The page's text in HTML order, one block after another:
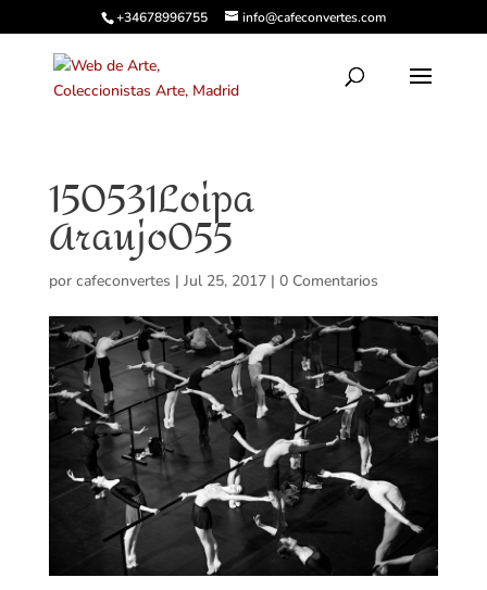
+34678996755 info@cafeconvertes.com
150531Loipa
Araujo055
por cafeconvertes | Jul 25, 2017| 0 Comentarios